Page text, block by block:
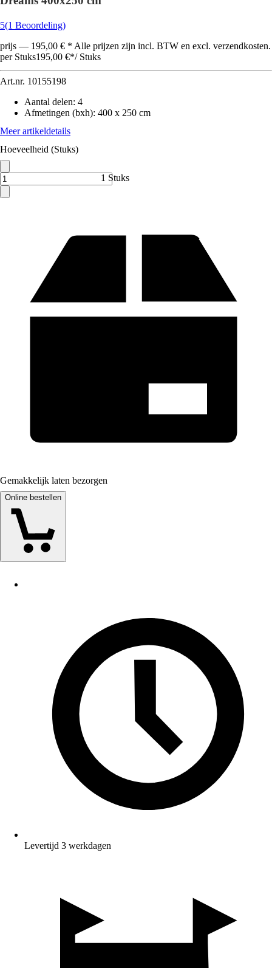
5(1 Beoordeling)
prijs — 195,00 € * Alle prijzen zijn incl. BTW en excl. verzendkosten.
per Stuks195,00 €*/ Stuks
Art.nr. 10155198
Aantal delen: 4
Afmetingen (bxh): 400 x 250 cm
Meer artikeldetails
Hoeveelheid (Stuks)
1 Stuks
Gemakkelijk laten bezorgen
Online bestellen
Levertijd 3 werkdagen